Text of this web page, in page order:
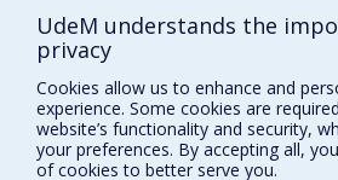
UdeM understands the
privacy
Cookies allow us to enhance and
experience. Some cookies are
website’s functionality and security,
your preferences. By accepting all,
of cookies to better serve you.